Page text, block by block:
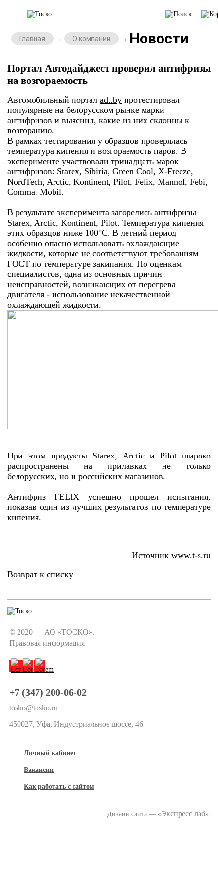
Главная О компании Новости
Портал Автодайджест проверил антифризы
на возгораемость
Автомобильный портал adt.by протестировал
популярные на белорусском рынке марки
антифризов и выяснил, какие из них склонны к
возгоранию.
В рамках тестирования у образцов проверялась
температура кипения и возгораемость паров. В
эксперименте участвовали тринадцать марок
антифризов: Starex, Sibiria, Green Cool, X-Freeze,
NordTech, Arctic, Kontinent, Pilot, Felix, Mannol, Febi,
Comma, Mobil.
В результате эксперимента загорелись антифризы
Starex, Arctic, Kontinent, Pilot. Температура кипения
этих образцов ниже 100°С. В летний период
особенно опасно использовать охлаждающие
жидкости, которые не соответствуют требованиям
ГОСТ по температуре закипания. По оценкам
специалистов, одна из основных причин
неисправностей, возникающих от перегрева
двигателя - использование некачественной
охлаждающей жидкости.
При этом продукты Starex, Arctic и Pilot широко
распространены на прилавках не только
белорусских, но и российских магазинов.
Антифриз FELIX успешно прошел испытания,
показав один из лучших результатов по температуре
кипения.
Источник www.t-s.ru
Возврат к списку
© 2020 — АО «ТОСКО».
Правовая информация
+7 (347) 200-06-02
tosko@tosko.ru
450027, Уфа, Индустриальное шоссе, 46
Личный кабинет
Вакансии
Как работать с сайтом
Дизайн сайта — «Экспресс лаб»